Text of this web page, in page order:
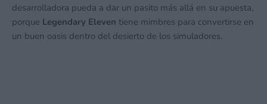
desarrolladora pueda a dar un pasito más allá en su apuesta,
porque Legendary Eleven tiene mimbres para convertirse en
un buen oasis dentro del desierto de los simuladores.